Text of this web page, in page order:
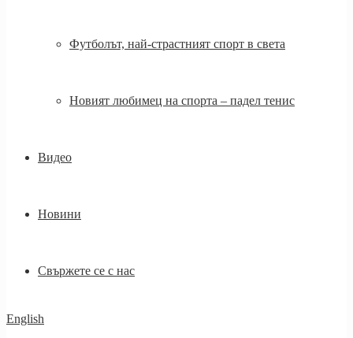
Футболът, най-страстният спорт в света
Новият любимец на спорта – падел тенис
Видео
Новини
Свържете се с нас
English